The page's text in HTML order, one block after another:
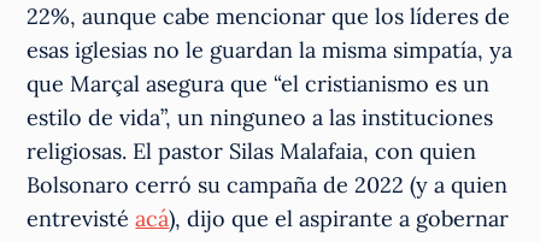
22%, aunque cabe mencionar que los líderes de
esas iglesias no le guardan la misma simpatía, ya
que Marçal asegura que “el cristianismo es un
estilo de vida”, un ninguneo a las instituciones
religiosas. El pastor Silas Malafaia, con quien
Bolsonaro cerró su campaña de 2022 (y a quien
entrevistéacá), dijo que el aspirante a gobernar